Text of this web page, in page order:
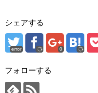
シェアする
error 0
フォローする